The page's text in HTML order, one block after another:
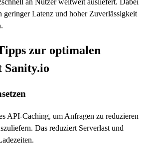
geringer Latenz und hoher Zuverlässigkeit
zur optimalen
Sanity.io
API-Caching, um Anfragen zu reduzieren
Das reduziert Serverlast und